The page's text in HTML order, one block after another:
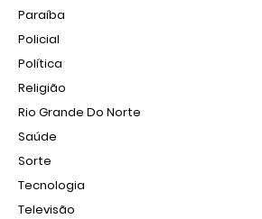
Paraíba
Policial
Política
Religião
Rio Grande Do Norte
Saúde
Sorte
Tecnologia
Televisão